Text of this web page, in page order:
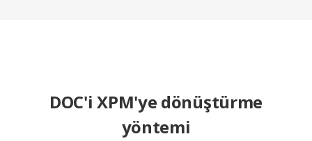
DOC'i XPM'ye dönüştürme
yöntemi